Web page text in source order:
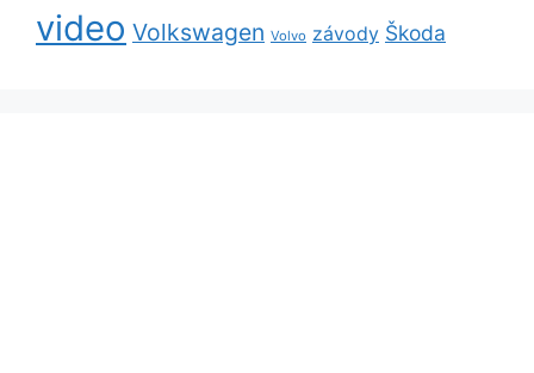
video Volkswagen Volvo závody Škoda